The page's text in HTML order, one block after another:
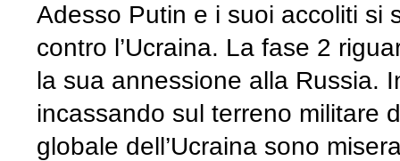
Adesso Putin e i suoi accoliti si
contro l’Ucraina. La fase 2
la sua annessione alla Russia.
incassando sul terreno militare
globale dell’Ucraina sono